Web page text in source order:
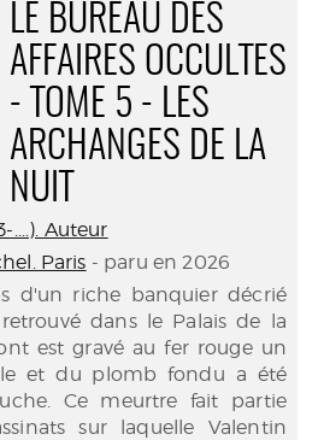
LE BUREAU DES
AFFAIRES OCCULTES
- TOME 5 - LES
ARCHANGES DE LA
NUIT
....). Auteur
Paris - paru en 2026
d'un riche banquier décrié
dans le Palais de la
est gravé au fer rouge un
et du plomb fondu a été
Ce meurtre fait partie
sur laquelle Valentin